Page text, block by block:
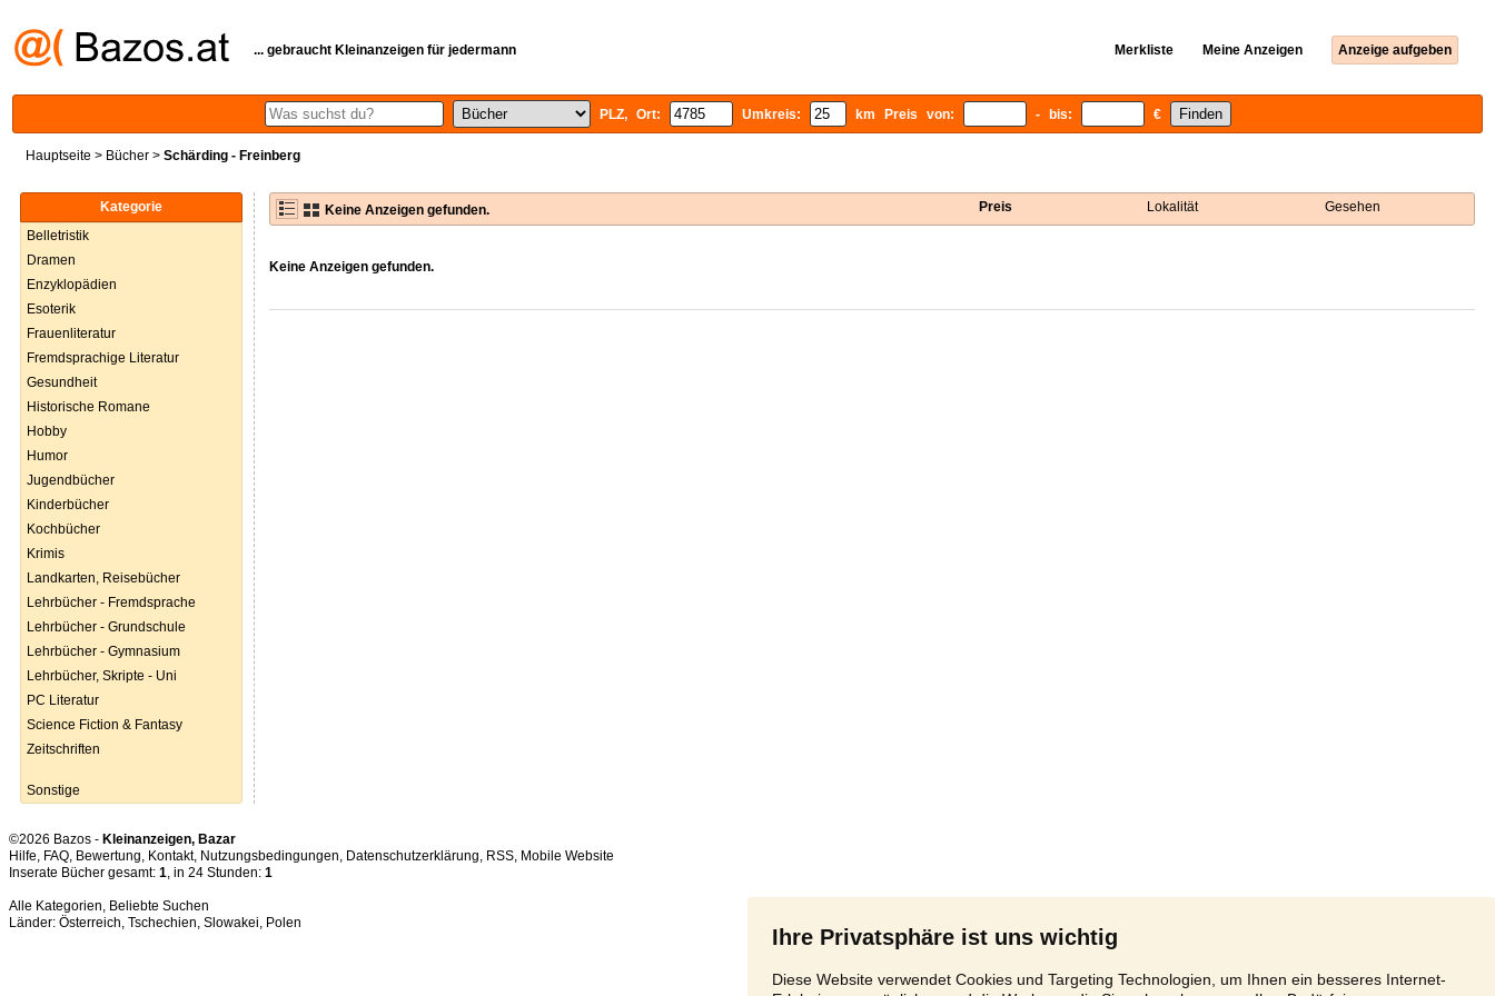
Ihre Privatsphäre ist uns wichtig
Diese Website verwendet Cookies und Targeting Technologien, um Ihnen ein besseres Internet-
... gebraucht Kleinanzeigen für jedermann Merkliste Meine Anzeigen Anzeige aufgeben
PLZ, Ort: Umkreis: km Preis von: - bis: €
Hauptseite > Bücher > Schärding - Freinberg
Kategorie
Belletristik
Dramen
Enzyklopädien
Esoterik
Frauenliteratur
Fremdsprachige Literatur
Gesundheit
Historische Romane
Hobby
Humor
Jugendbücher
Kinderbücher
Kochbücher
Krimis
Landkarten, Reisebücher
Lehrbücher - Fremdsprache
Lehrbücher - Grundschule
Lehrbücher - Gymnasium
Lehrbücher, Skripte - Uni
PC Literatur
Science Fiction & Fantasy
Zeitschriften
Sonstige
Keine Anzeigen gefunden. Preis Lokalität Gesehen
Keine Anzeigen gefunden.
©2026 Bazos - Kleinanzeigen, Bazar
Hilfe, FAQ, Bewertung, Kontakt, Nutzungsbedingungen, Datenschutzerklärung, RSS,
Inserate Bücher gesamt: 1, in 24 Stunden: 1
Alle Kategorien, Beliebte Suchen
Länder: Österreich, Tschechien, Slowakei, Polen